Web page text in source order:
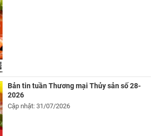
Bản tin tuần Thương mại Thủy sản số 28-
2026
Cập nhật: 31/07/2026